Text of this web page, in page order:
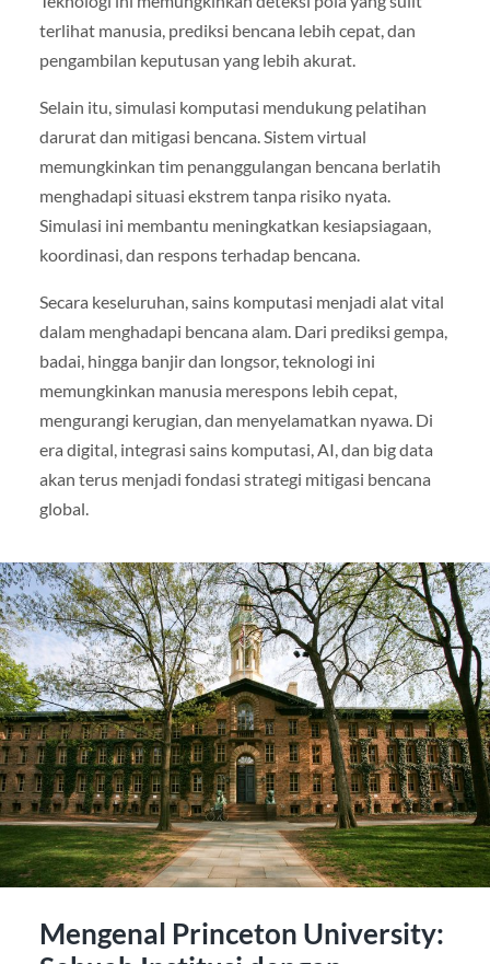
terlihat manusia, prediksi bencana lebih cepat, dan
pengambilan keputusan yang lebih akurat.
Selain itu, simulasi komputasi mendukung pelatihan
darurat dan mitigasi bencana. Sistem virtual
memungkinkan tim penanggulangan bencana berlatih
menghadapi situasi ekstrem tanpa risiko nyata.
Simulasi ini membantu meningkatkan kesiapsiagaan,
koordinasi, dan respons terhadap bencana.
Secara keseluruhan, sains komputasi menjadi alat vital
dalam menghadapi bencana alam. Dari prediksi gempa,
badai, hingga banjir dan longsor, teknologi ini
memungkinkan manusia merespons lebih cepat,
mengurangi kerugian, dan menyelamatkan nyawa. Di
era digital, integrasi sains komputasi, AI, dan big data
akan terus menjadi fondasi strategi mitigasi bencana
global.
Mengenal Princeton University: